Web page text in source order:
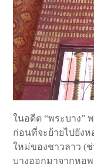
ในอดีต “พระบาง”
ก่อนที่จะย้ายไปยัง
ใหม่ของชาวลาว (
บางออกมาจากหอ